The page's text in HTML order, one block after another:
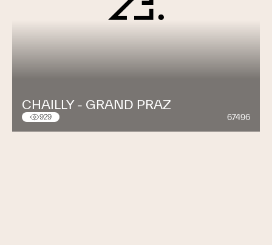
CHAILLY - GRAND PRAZ
929 67496